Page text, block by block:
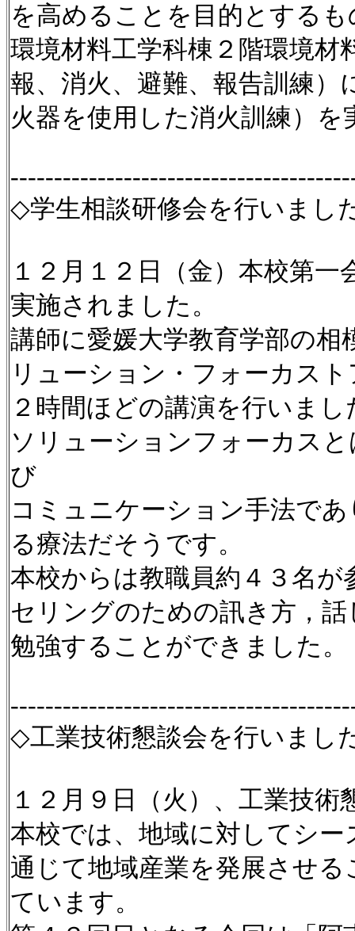
を高めることを目的とする
環境材料工学科棟２階環境
報、消火、避難、報告訓練
火器を使用した消火訓練）を
◇学生相談研修会を行いまし
１２月１２日（金）本校第
実施されました。
講師に愛媛大学教育学部の相
リューション・フォーカス
２時間ほどの講演を行いまし
ソリューションフォーカス
び
コミュニケーション手法で
る療法だそうです。
本校からは教職員約４３名
セリングのための訊き方，
勉強することができました。
◇工業技術懇談会を行いまし
１２月９日（火）、工業技
本校では、地域に対してシ
通じて地域産業を発展させ
ています。